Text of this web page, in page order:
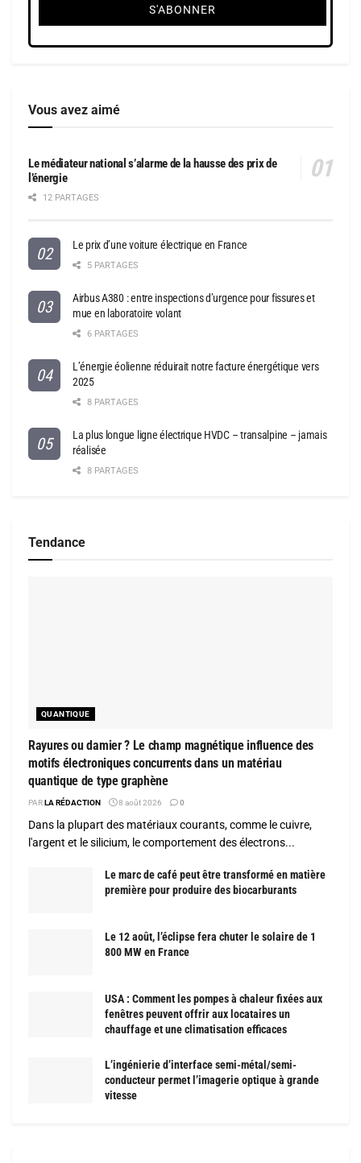
Vous avez aimé
Le médiateur national s’alarme de la hausse des prix de
l’énergie
12 PARTAGES
Le prix d’une voiture électrique en France
5 PARTAGES
Airbus A380 : entre inspections d’urgence pour fissures et
mue en laboratoire volant
6 PARTAGES
L’énergie éolienne réduirait notre facture énergétique vers
2025
8 PARTAGES
La plus longue ligne électrique HVDC – transalpine – jamais
réalisée
8 PARTAGES
Tendance
QUANTIQUE
Rayures ou damier ? Le champ magnétique influence des
motifs électroniques concurrents dans un matériau
quantique de type graphène
PARLA RÉDACTION 8 août 2026 0
Dans la plupart des matériaux courants, comme le cuivre,
l'argent et le silicium, le comportement des électrons...
Le marc de café peut être transformé en matière
première pour produire des biocarburants
Le 12 août, l’éclipse fera chuter le solaire de 1
800 MW en France
USA : Comment les pompes à chaleur fixées aux
fenêtres peuvent offrir aux locataires un
chauffage et une climatisation efficaces
L’ingénierie d’interface semi-métal/semi-
conducteur permet l’imagerie optique à grande
vitesse